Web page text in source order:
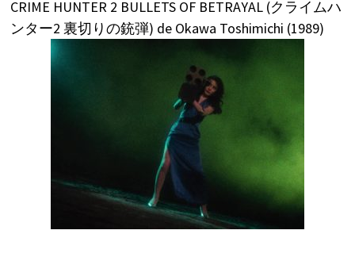
CRIME HUNTER 2 BULLETS OF BETRAYAL (クライムハ
ンター2 裏切りの銃弾) de Okawa Toshimichi (1989)